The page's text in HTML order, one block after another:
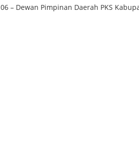
06 – Dewan Pimpinan Daerah PKS